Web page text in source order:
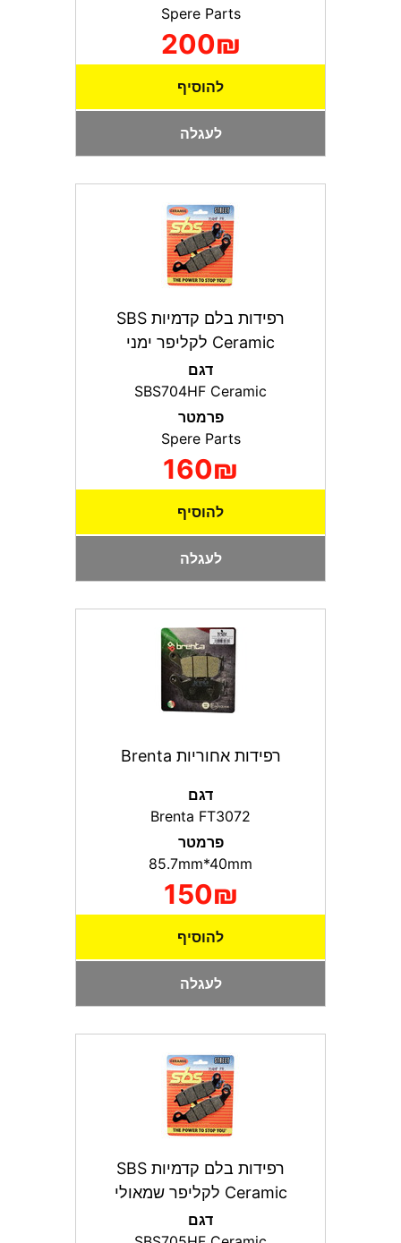
Spere Parts
200₪
להוסיף
לעגלה
רפידות בלם קדמיות SBS
Ceramic לקליפר ימני
דגם
SBS704HF Ceramic
פרמטר
Spere Parts
160₪
להוסיף
לעגלה
רפידות אחוריות Brenta
דגם
Brenta FT3072
פרמטר
150₪
להוסיף
לעגלה
רפידות בלם קדמיות SBS
Ceramic לקליפר שמאולי
דגם